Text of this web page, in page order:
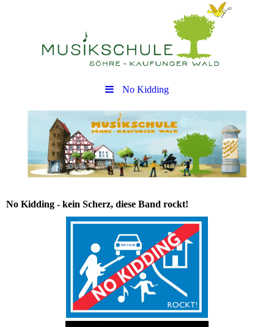
No Kidding
No Kidding - kein Scherz, diese Band rockt!